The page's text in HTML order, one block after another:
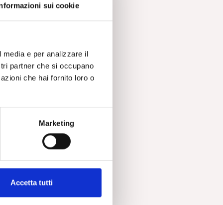
sui cookie
e per analizzare il
partner che si occupano
che hai fornito loro o
Marketing
Accetta tutti